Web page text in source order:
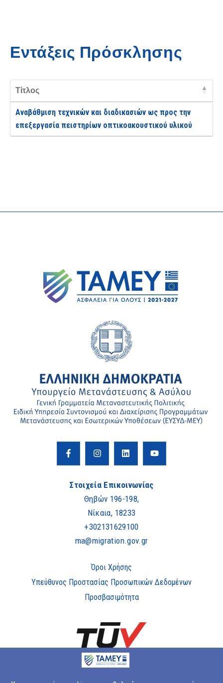
Εντάξεις Πρόσκλησης
Τίτλος
Αναβάθμιση τεχνικών και διαδικασιών ως προς την
επεξεργασία πειστηρίων οπτικοακουστικού υλικού
Στοιχεία Επικοινωνίας
Θηβών 196-198,
Νίκαια, 18233
+302131629100
ma@migration.gov.gr
Όροι Χρήσης
Υπεύθυνος Προστασίας Προσωπικών Δεδομένων
Προσβασιμότητα